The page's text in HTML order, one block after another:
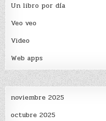
Un libro por día
Veo veo
Video
Web apps
noviembre 2025
octubre 2025